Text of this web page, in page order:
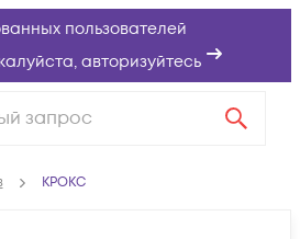
пользователей
авторизуйтесь
КРОКС